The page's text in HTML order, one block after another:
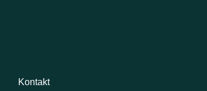
Kontakt